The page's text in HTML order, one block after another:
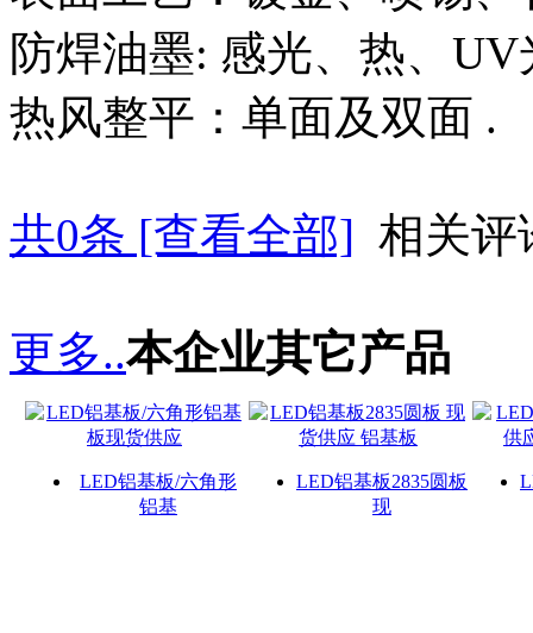
防焊油墨: 感光、热、
热风整平：单面及双面 .
共0条 [查看全部] 相关评
更多..本企业其它产品
LED铝基板/六角形
铝基
LED铝基板2835圆板
现